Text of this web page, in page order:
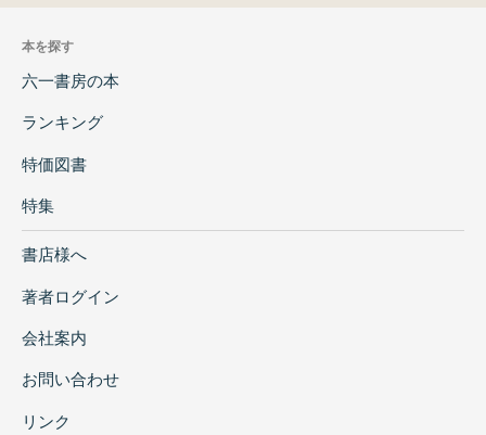
本を探す
六一書房の本
ランキング
特価図書
特集
書店様へ
著者ログイン
会社案内
お問い合わせ
リンク